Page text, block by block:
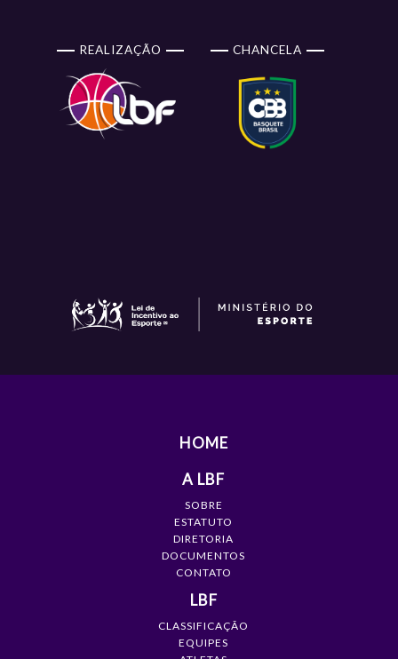
REALIZAÇÃO CHANCELA
HOME
A LBF
SOBRE
ESTATUTO
DIRETORIA
DOCUMENTOS
CONTATO
LBF
CLASSIFICAÇÃO
EQUIPES